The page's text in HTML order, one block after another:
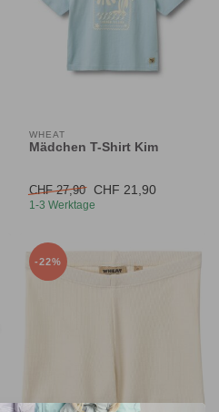
WHEAT
Mädchen T-Shirt Kim
CHF 27,90 CHF 21,90
1-3 Werktage
-22%